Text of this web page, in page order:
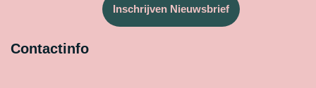
Inschrijven Nieuwsbrief
Contactinfo